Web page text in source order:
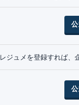
レジュメを登録すれば、